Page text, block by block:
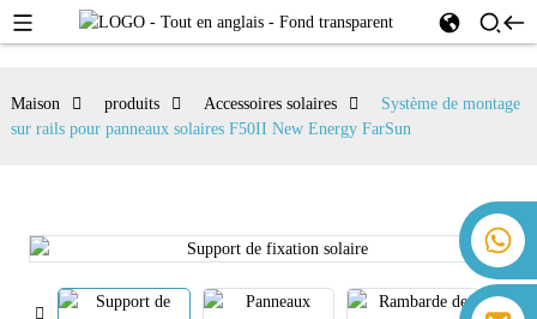
+86 18259071452 Hanna Lee
+86 13559179905 Sally Chen
+86 18350266301 Iris Hong
Maison produits Accessoires solaires
Système de montage
sur rails pour panneaux solaires F50II New Energy FarSun